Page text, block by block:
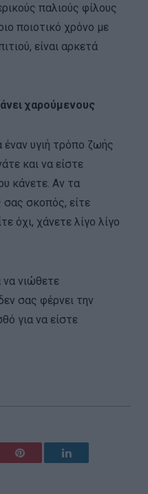
παλιούς φίλους
ποιοτικό χρόνο με
είναι αρκετά
χαρούμενους
έναν υγιή τρόπο ζωής
και να είστε
κάνετε. Αν τα
σας σκοπός, είτε
όχι, χάνετε λίγο λίγο
να νιώθετε
σας φέρνει την
για να είστε
Pinterest LinkedIn